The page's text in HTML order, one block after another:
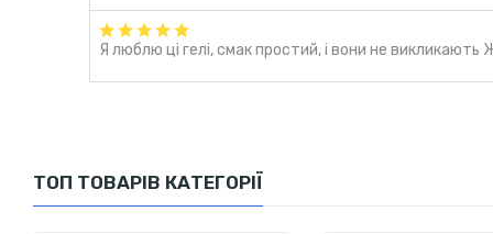
Я люблю ці гелі, смак простий, і вони не
ТОП ТОВАРІВ КАТЕГОРІЇ